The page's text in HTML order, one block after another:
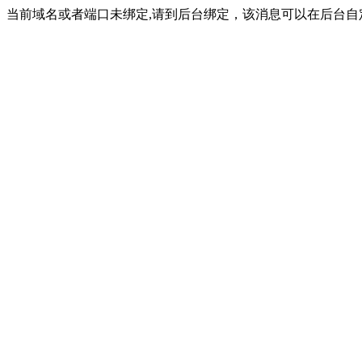
当前域名或者端口未绑定,请到后台绑定，该消息可以在后台自